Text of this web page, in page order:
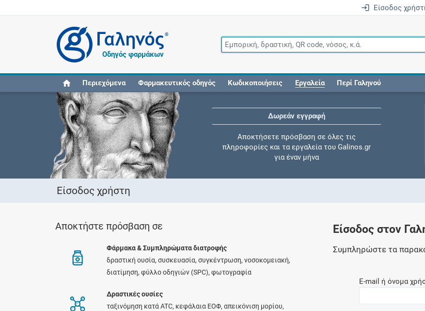
Είσοδος
®
Οδηγός φαρμάκων
Περιεχόμενα Φαρμακευτικός οδηγός Κωδικοποιήσεις Εργαλεία Περί Γαληνού
Δωρεάν εγγραφή
Αποκτήσετε πρόσβαση σε όλες τις
πληροφορίες και τα εργαλεία του Galinos.gr
για έναν μήνα
Ελέγξτε την αγωγή σας για αντενδείξεις και
Είσοδος χρήστη
Αποκτήστε πρόσβαση σε
Φάρμακα & Συμπληρώματα διατροφής
δραστική ουσία, συσκευασία, συγκέντρωση, νοσοκομειακή,
διατίμηση, φύλλο οδηγιών (SPC), φωτογραφία
Δραστικές ουσίες
ταξινόμηση κατά ATC, κεφάλαια ΕΟΦ, απεικόνιση μορίου,
Είσοδος στον
Συμπληρώστε τα
E-mail ή όνομα